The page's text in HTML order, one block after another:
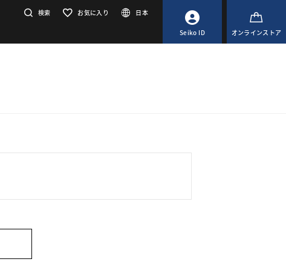
検索 お気に入り 日本
Seiko ID オンラインストア